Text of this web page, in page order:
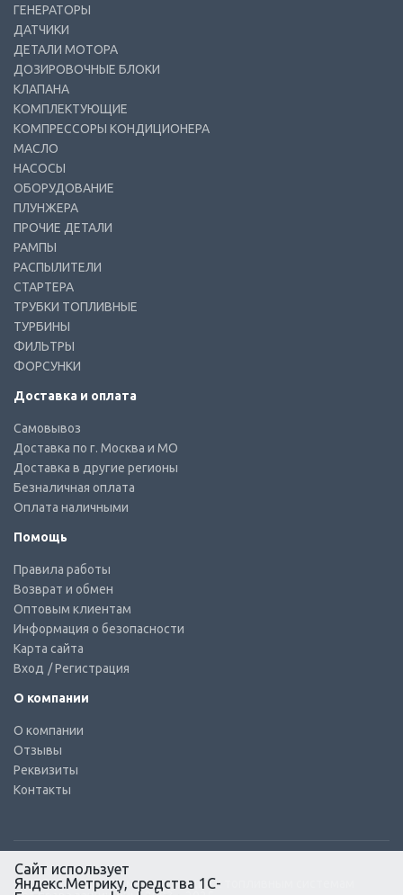
ГЕНЕРАТОРЫ
ДАТЧИКИ
ДЕТАЛИ МОТОРА
ДОЗИРОВОЧНЫЕ БЛОКИ
КЛАПАНА
КОМПЛЕКТУЮЩИЕ
КОМПРЕССОРЫ КОНДИЦИОНЕРА
МАСЛО
НАСОСЫ
ОБОРУДОВАНИЕ
ПЛУНЖЕРА
ПРОЧИЕ ДЕТАЛИ
РАМПЫ
РАСПЫЛИТЕЛИ
СТАРТЕРА
ТРУБКИ ТОПЛИВНЫЕ
ТУРБИНЫ
ФИЛЬТРЫ
ФОРСУНКИ
Доставка и оплата
Самовывоз
Доставка по г. Москва и МО
Доставка в другие регионы
Безналичная оплата
Оплата наличными
Помощь
Правила работы
Возврат и обмен
Оптовым клиентам
Информация о безопасности
Карта сайта
Вход / Регистрация
О компании
О компании
Отзывы
Реквизиты
Контакты
© КТС-Дизель – Комплектующие к топливным системам
Сайт использует
Яндекс.Метрику, средства 1С-